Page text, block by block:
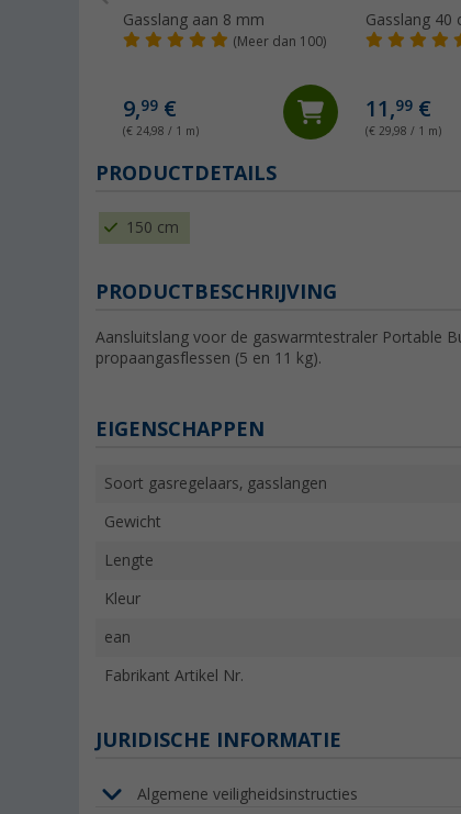
Gasslang aan 8 mm
(Meer dan 100)
9,99 €
(€ 24,98 / 1 m)
Gasslang 40
11,99 €
(€ 29,98 / 1 m)
PRODUCTDETAILS
150 cm
PRODUCTBESCHRIJVING
Aansluitslang voor de gaswarmtestraler Portable
propaangasflessen (5 en 11 kg).
EIGENSCHAPPEN
Soort gasregelaars, gasslangen
Gewicht
Lengte
Kleur
ean
Fabrikant Artikel Nr.
JURIDISCHE INFORMATIE
Algemene veiligheidsinstructies